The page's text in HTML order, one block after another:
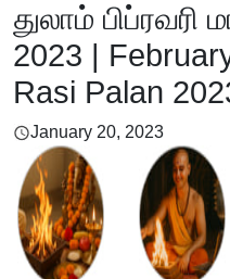
துலாம் பிப்ரவரி
2023 |
Rasi Palan
January 20, 2023